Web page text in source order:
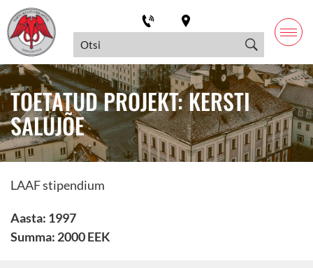
TOETATUD PROJEKT: KERSTI
SALUJÕE
LAAF stipendium
Aasta: 1997
Summa: 2000 EEK